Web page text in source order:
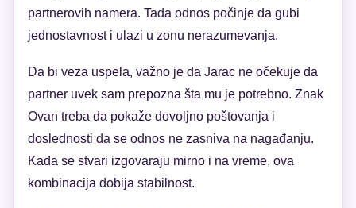
partnerovih namera. Tada odnos počinje da gubi
jednostavnost i ulazi u zonu nerazumevanja.
Da bi veza uspela, važno je da Jarac ne očekuje da
partner uvek sam prepozna šta mu je potrebno. Znak
Ovan treba da pokaže dovoljno poštovanja i
doslednosti da se odnos ne zasniva na nagađanju.
Kada se stvari izgovaraju mirno i na vreme, ova
kombinacija dobija stabilnost.